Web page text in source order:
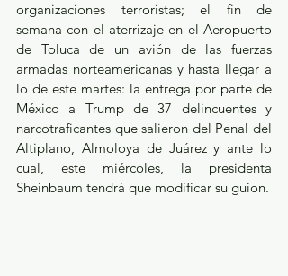
organizaciones terroristas; el fin de
semana con el aterrizaje en el Aeropuerto
de Toluca de un avión de las fuerzas
armadas norteamericanas y hasta llegar a
lo de este martes: la entrega por parte de
México a Trump de 37 delincuentes y
narcotraficantes que salieron del Penal del
Altiplano, Almoloya de Juárez y ante lo
cual, este miércoles, la presidenta
Sheinbaum tendrá que modificar su guion.